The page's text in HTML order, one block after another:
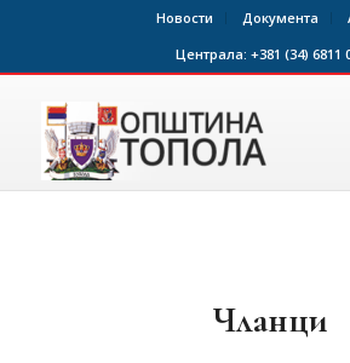
Новости Документа
Централа: +381 (34) 6811
Чланци